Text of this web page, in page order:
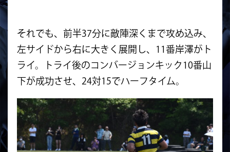
それでも、前半37分に敵陣深くまで攻め込み、
左サイドから右に大きく展開し、11番岸澤がト
ライ。トライ後のコンバージョンキック10番山
下が成功させ、24対15でハーフタイム。